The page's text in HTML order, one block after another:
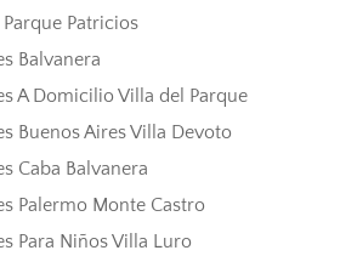
Patricios
Balvanera
A Domicilio Villa del Parque
Buenos Aires Villa Devoto
Caba Balvanera
Palermo Monte Castro
Para Niños Villa Luro